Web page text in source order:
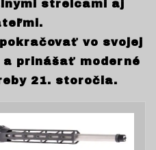
strelcami aj
vo svojej
prinášať moderné
21. storočia.